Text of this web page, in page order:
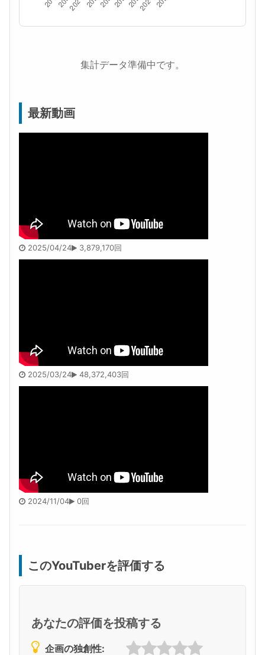
集計データ準備中です。
最新動画
2025/04/24 3,879,170回
2025/03/24 48,372,403回
2024/11/04 0回
このYouTuberを評価する
あなたの評価を投稿する
企画の独創性: